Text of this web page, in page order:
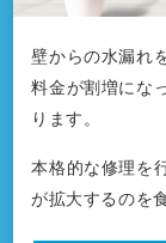
壁からの水漏れ
料金が割増にな
ります。
本格的な修理を
が拡大するのを